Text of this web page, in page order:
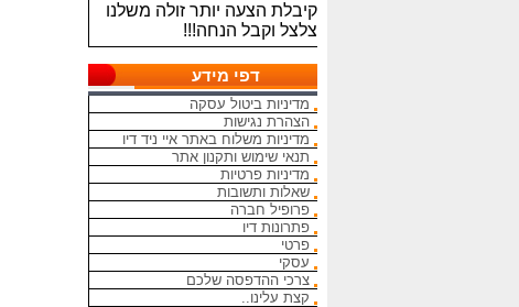
צלצל וקבל הנחה!!!
מתחייבים להיות הכי זולים
בארץ בראשי הדיו והטונרים
התואמים, יש אפשרות למשלוח
מהיום להיום
המחירים באתר אינם סופיים,יש
הנחה על קניה כמותית פרטים
במרכז ההזמנות
מאמינים אך ורק ביחס אישי
הוגן ובהקשבה
ללקוחות.בזכותכם הצלחתנו
דפי מידע
מדיניות ביטול עסקה
הצהרת נגישות
מדיניות משלוח באתר איי ניד דיו
תנאי שימוש ותקנון אתר
מדיניות פרטיות
שאלות ותשובות
פרופיל חברה
פתרונות דיו
פרטי
עסקי
צרכי ההדפסה שלכם
קצת עלינו..